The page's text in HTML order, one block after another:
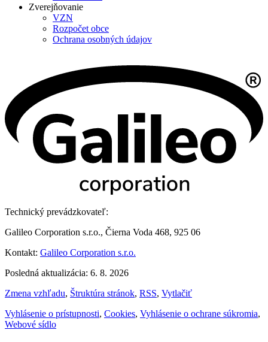
Zverejňovanie
VZN
Rozpočet obce
Ochrana osobných údajov
Technický prevádzkovateľ:
Galileo Corporation s.r.o., Čierna Voda 468, 925 06
Kontakt: Galileo Corporation s.r.o.
Posledná aktualizácia: 6. 8. 2026
Zmena vzhľadu, Štruktúra stránok, RSS, Vytlačiť
Vyhlásenie o prístupnosti, Cookies, Vyhlásenie o ochrane súkromia,
Webové sídlo